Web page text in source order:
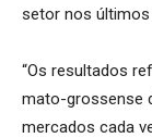
setor nos últimos
“Os resultados
mato-grossense
mercados cada